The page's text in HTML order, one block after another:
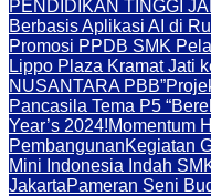
PENDIDIKAN TINGGI
Berbasis Aplikasi AI di
Promosi PPDB SMK
Lippo Plaza Kramat Jati
NUSANTARA PBB”
Pancasila Tema P5
Year’s 2024!Momentum
PembangunanKegiatan
Mini Indonesia Indah
JakartaPameran Seni